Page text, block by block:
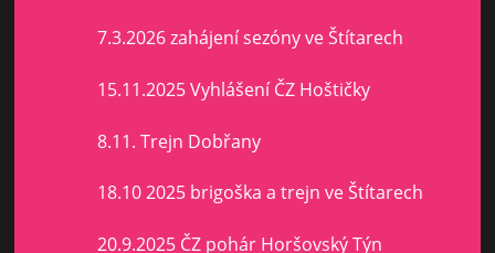
7.3.2026 zahájení sezóny ve Štítarech
15.11.2025 Vyhlášení ČZ Hoštičky
8.11. Trejn Dobřany
18.10 2025 brigoška a trejn ve Štítarech
20.9.2025 ČZ pohár Horšovský Týn